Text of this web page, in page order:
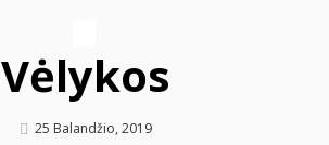
Vėlykos
Posted
25 Balandžio, 2019Author